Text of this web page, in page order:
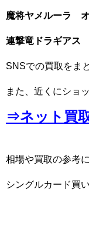
魔将ヤメルーラ
連撃竜ドラギア
SNSでの買取をま
また、近くにショ
⇒ネット買
相場や買取の参考
シングルカード買